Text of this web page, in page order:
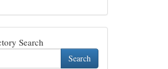
Search
Search